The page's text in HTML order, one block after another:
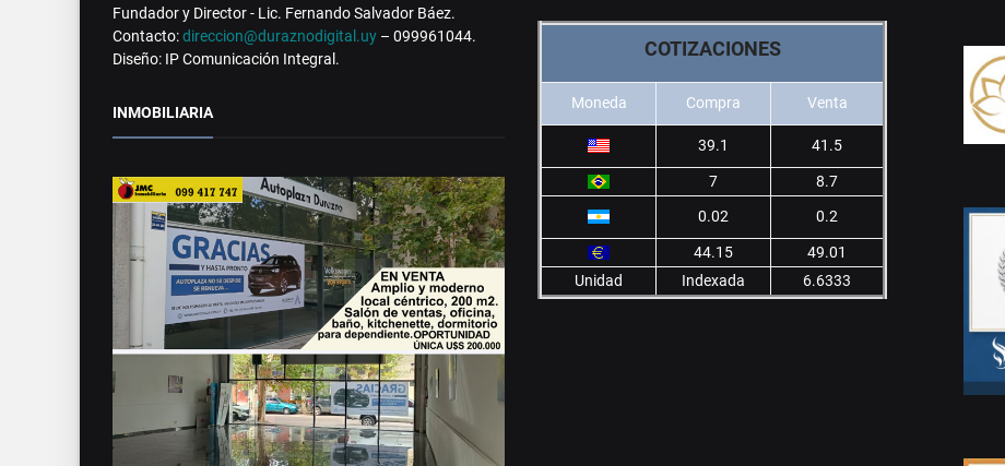
Fundador y Director - Lic. Fernando Salvador Báez.
Contacto:direccion@duraznodigital.uy – 099961044.
Diseño: IP Comunicación Integral.
INMOBILIARIA
COTIZACIONES
Moneda Compra Venta
39.1 41.5
7
8.7
0.02
0.2
44.15
49.01
Unidad
Indexada 6.6333